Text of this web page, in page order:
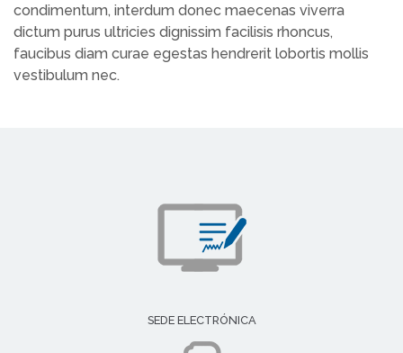
condimentum, interdum donec maecenas viverra
dictum purus ultricies dignissim facilisis rhoncus,
faucibus diam curae egestas hendrerit lobortis mollis
vestibulum nec.
SEDE ELECTRÓNICA